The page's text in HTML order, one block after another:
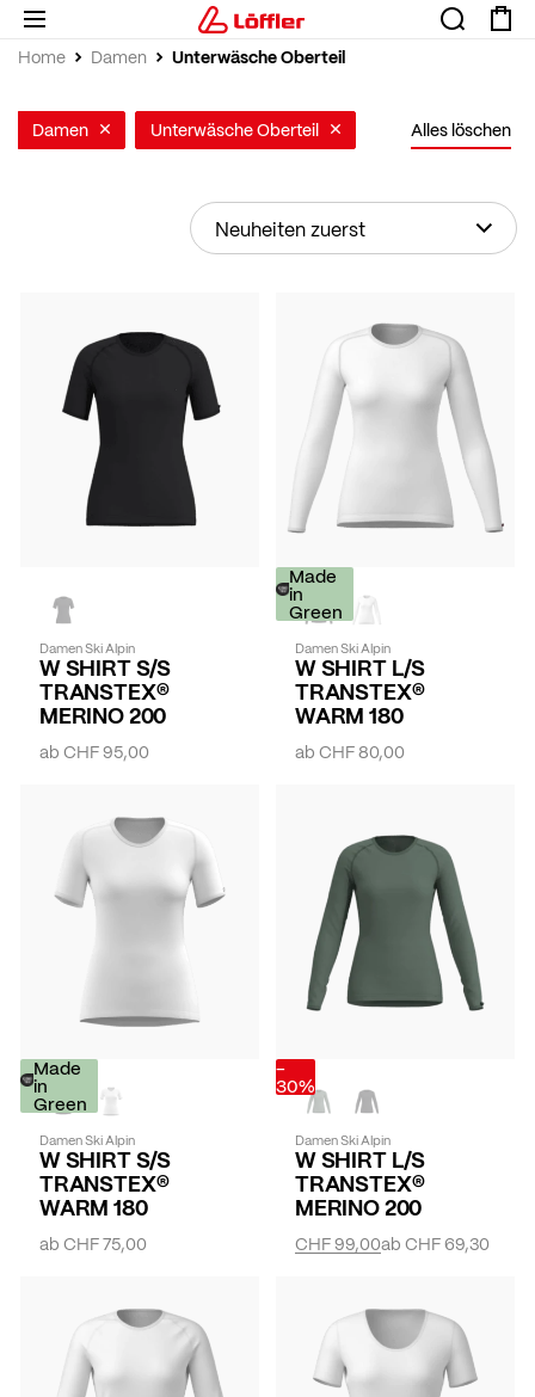
Home Damen Unterwäsche Oberteil
Damen Ski Alpin
W SHIRT S/S
TRANSTEX®
MERINO 200
abCHF 95,00
Made
in
Green
Damen Ski Alpin
W SHIRT L/S
TRANSTEX®
WARM 180
abCHF 80,00
Made
in
Green
Damen Ski Alpin
W SHIRT S/S
TRANSTEX®
WARM 180
abCHF 75,00
-
30%
Damen Ski Alpin
W SHIRT L/S
TRANSTEX®
MERINO 200
abCHF 69,30
CHF 99,00
Damen Unterwäsche Oberteil Alles löschen